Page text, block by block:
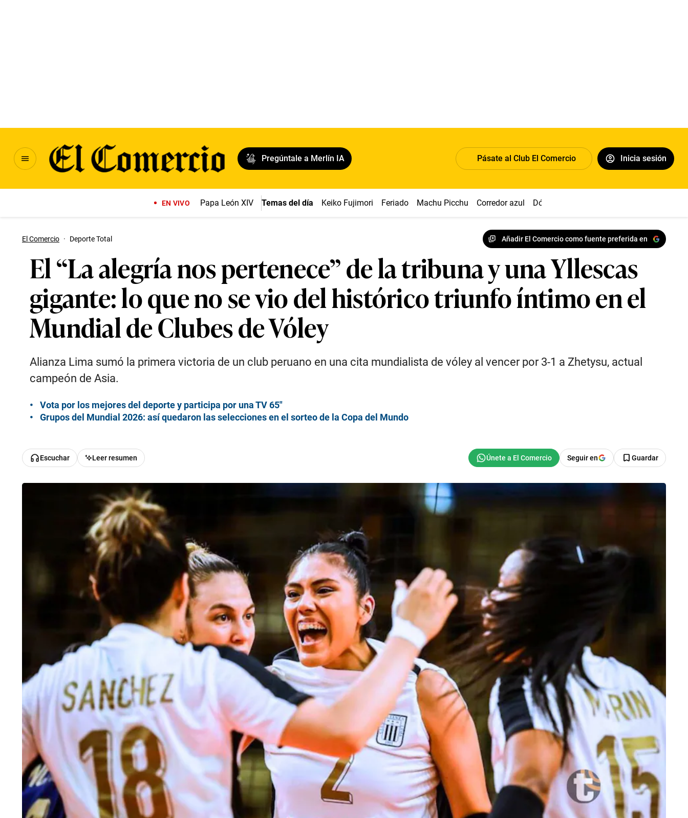
Pregúntale a Merlín IA Pásate al Club El Comercio Inicia sesión
EN VIVO Papa León XIV Temas del día Keiko Fujimori Feriado Machu Picchu Corredor azul Dólar
El Comercio · Deporte Total Añadir El Comercio como fuente preferida en
El “La alegría nos pertenece” de la tribuna y una Yllescas
gigante: lo que no se vio del histórico triunfo íntimo en el
Mundial de Clubes de Vóley
Alianza Lima sumó la primera victoria de un club peruano en una cita mundialista de vóley al vencer por 3-1 a Zhetysu, actual
campeón de Asia.
Vota por los mejores del deporte y participa por una TV 65″
Grupos del Mundial 2026: así quedaron las selecciones en el sorteo de la Copa del Mundo
Escuchar Leer resumen Seguir en Guardar